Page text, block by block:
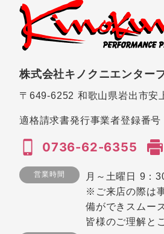
株式会社キノクニエンター
〒649-6252 和歌山県岩出市安
適格請求書発行事業者登録番号
0736-62-6355
営業時間
月～土曜日 9：
※ご来店の際は
備ができスムー
皆様のご理解と